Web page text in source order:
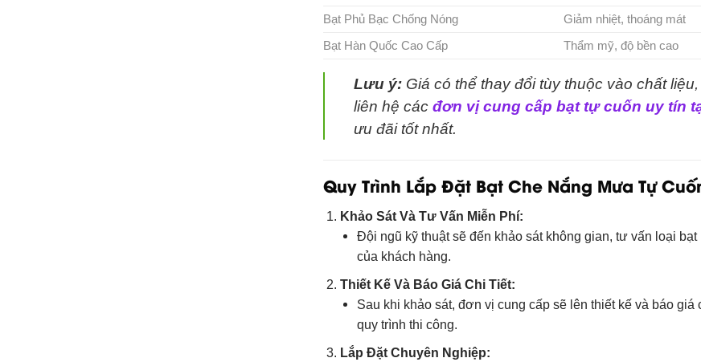
Bạt Phủ Bạc Chống Nóng Giảm nhiệt, thoáng mát
Bạt Hàn Quốc Cao Cấp Thẩm mỹ, độ bền cao
Lưu ý: Giá có thể thay đổi tùy thuộc vào chất
liên hệ cácđơn vị cung cấp bạt tự cuốn uy tín
ưu đãi tốt nhất.
Quy Trình Lắp Đặt Bạt Che Nắng Mưa Tự
Khảo Sát Và Tư Vấn Miễn Phí:
Đội ngũ kỹ thuật sẽ đến khảo sát không gian, tư vấn loại
của khách hàng.
Thiết Kế Và Báo Giá Chi Tiết:
Sau khi khảo sát, đơn vị cung cấp sẽ lên thiết kế và báo
quy trình thi công.
Lắp Đặt Chuyên Nghiệp: